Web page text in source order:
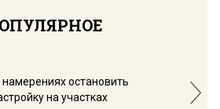
остановить
на участках